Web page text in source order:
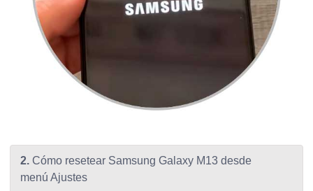
2. Cómo resetear Samsung Galaxy M13 desde
menú Ajustes